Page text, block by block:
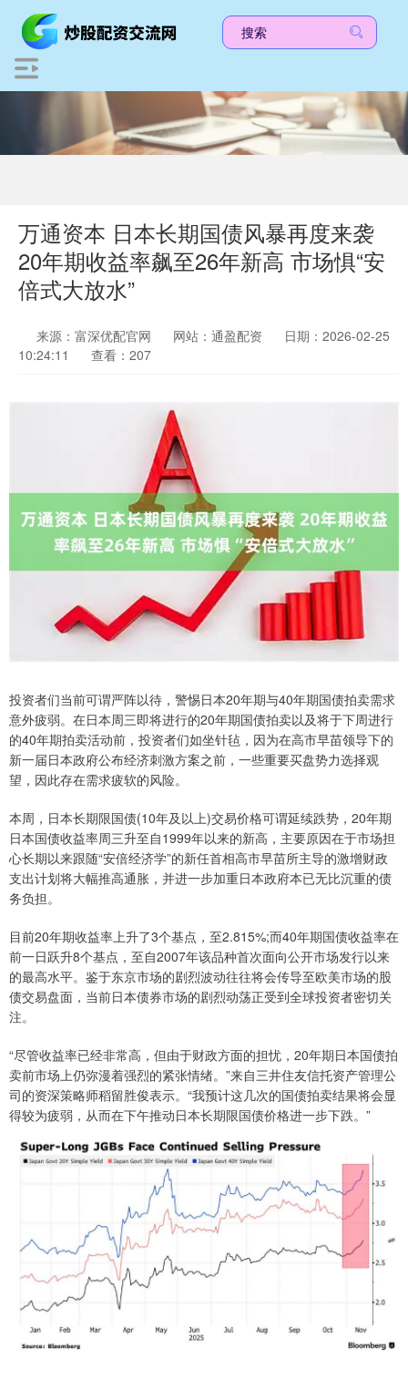
万通资本 日本长期国债风暴再度来袭
20年期收益率飙至26年新高 市场惧“安
倍式大放水”
来源：富深优配官网 网站：通盈配资
日期：2026-02-25
10:24:11
查看：207
投资者们当前可谓严阵以待，警惕日本20年期与40年期国债拍卖需求
意外疲弱。在日本周三即将进行的20年期国债拍卖以及将于下周进行
的40年期拍卖活动前，投资者们如坐针毡，因为在高市早苗领导下的
新一届日本政府公布经济刺激方案之前，一些重要买盘势力选择观
望，因此存在需求疲软的风险。
本周，日本长期限国债(10年及以上)交易价格可谓延续跌势，20年期
日本国债收益率周三升至自1999年以来的新高，主要原因在于市场担
心长期以来跟随“安倍经济学”的新任首相高市早苗所主导的激增财政
支出计划将大幅推高通胀，并进一步加重日本政府本已无比沉重的债
务负担。
目前20年期收益率上升了3个基点，至2.815%;而40年期国债收益率在
前一日跃升8个基点，至自2007年该品种首次面向公开市场发行以来
的最高水平。鉴于东京市场的剧烈波动往往将会传导至欧美市场的股
债交易盘面，当前日本债券市场的剧烈动荡正受到全球投资者密切关
注。
“尽管收益率已经非常高，但由于财政方面的担忧，20年期日本国债拍
卖前市场上仍弥漫着强烈的紧张情绪。”来自三井住友信托资产管理公
司的资深策略师稻留胜俊表示。“我预计这几次的国债拍卖结果将会显
得较为疲弱，从而在下午推动日本长期限国债价格进一步下跌。”